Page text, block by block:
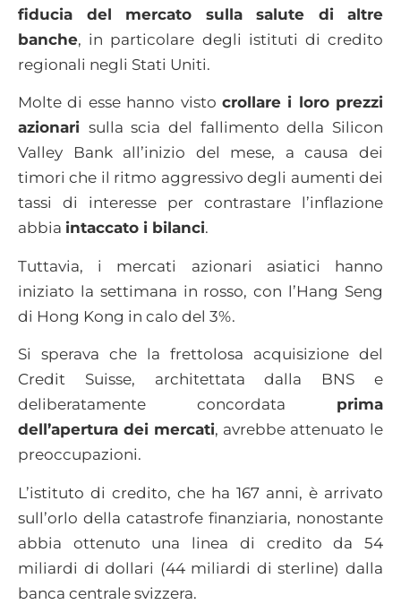
fiducia del mercato sulla salute di altre
banche, in particolare degli istituti di credito
regionali negli Stati Uniti.
Molte di esse hanno visto crollare i loro prezzi
azionari sulla scia del fallimento della Silicon
Valley Bank all’inizio del mese, a causa dei
timori che il ritmo aggressivo degli aumenti dei
tassi di interesse per contrastare l’inflazione
abbia intaccato i bilanci.
Tuttavia, i mercati azionari asiatici hanno
iniziato la settimana in rosso, con l’Hang Seng
di Hong Kong in calo del 3%.
Si sperava che la frettolosa acquisizione del
Credit Suisse, architettata dalla BNS e
deliberatamente concordata prima
dell’apertura dei mercati, avrebbe attenuato le
preoccupazioni.
L’istituto di credito, che ha 167 anni, è arrivato
sull’orlo della catastrofe finanziaria, nonostante
abbia ottenuto una linea di credito da 54
miliardi di dollari (44 miliardi di sterline) dalla
banca centrale svizzera.